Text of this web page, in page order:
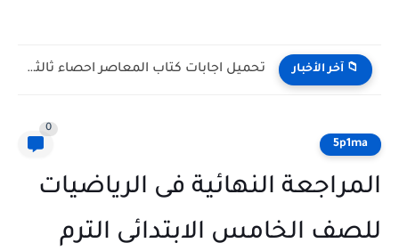
📁 آخر الأخبار تحميل اجابات كتاب المعاصر احصاء ثالثة ثانوى ادبى 2027 pdf
5p1ma
0
المراجعة النهائية فى الرياضيات
للصف الخامس الابتدائى الترم